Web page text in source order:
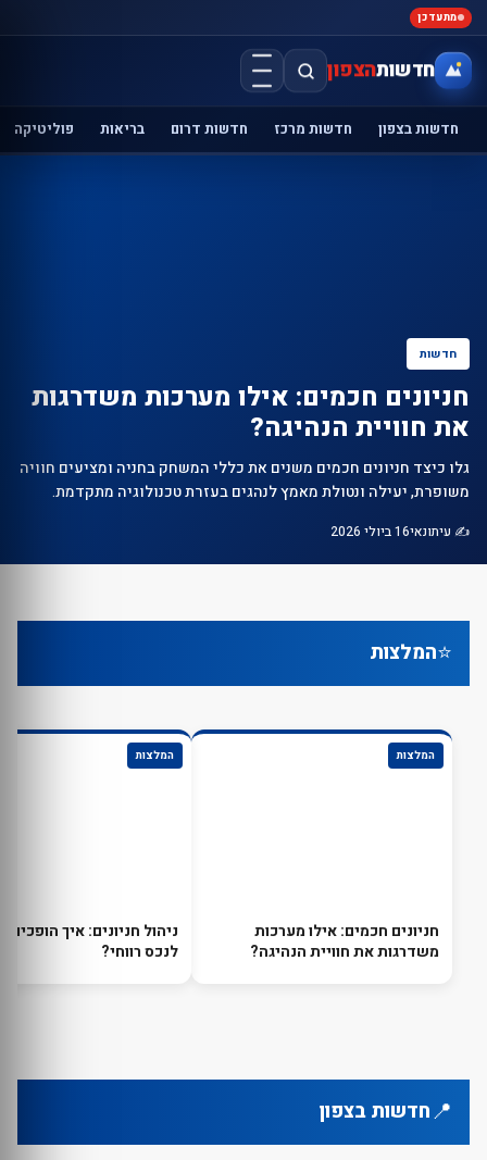
מתעדכן
חדשותהצפון
חדשות בצפון חדשות מרכז חדשות דרום בריאות פוליטיקה
חדשות
חניונים חכמים: אילו מערכות משדרגות
את חוויית הנהיגה?
גלו כיצד חניונים חכמים משנים את כללי המשחק בחניה ומציעים חוויה
משופרת, יעילה ונטולת מאמץ לנהגים בעזרת טכנולוגיה מתקדמת.
✍️ עיתונאי16 ביולי 2026
⭐המלצות
המלצות
חניונים חכמים: אילו מערכות
משדרגות את חוויית הנהיגה?
המלצות
ניהול חניונים: איך הופכים
לנכס רווחי?
📍חדשות בצפון